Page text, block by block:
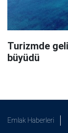
Turizmde
büyüdü
Emlak Haberleri